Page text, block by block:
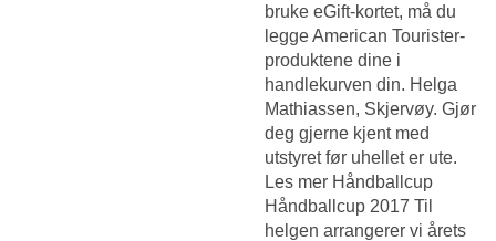
bruke eGift-kortet, må du
legge American Tourister-
produktene dine i
handlekurven din. Helga
Mathiassen, Skjervøy. Gjør
deg gjerne kjent med
utstyret før uhellet er ute.
Les mer Håndballcup
Håndballcup 2017 Til
helgen arrangerer vi årets